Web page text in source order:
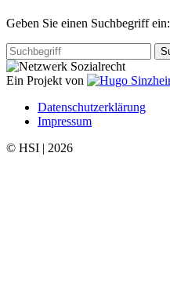
Geben Sie einen Suchbegriff ein:
Ein Projekt von
Datenschutzerklärung
Impressum
© HSI | 2026